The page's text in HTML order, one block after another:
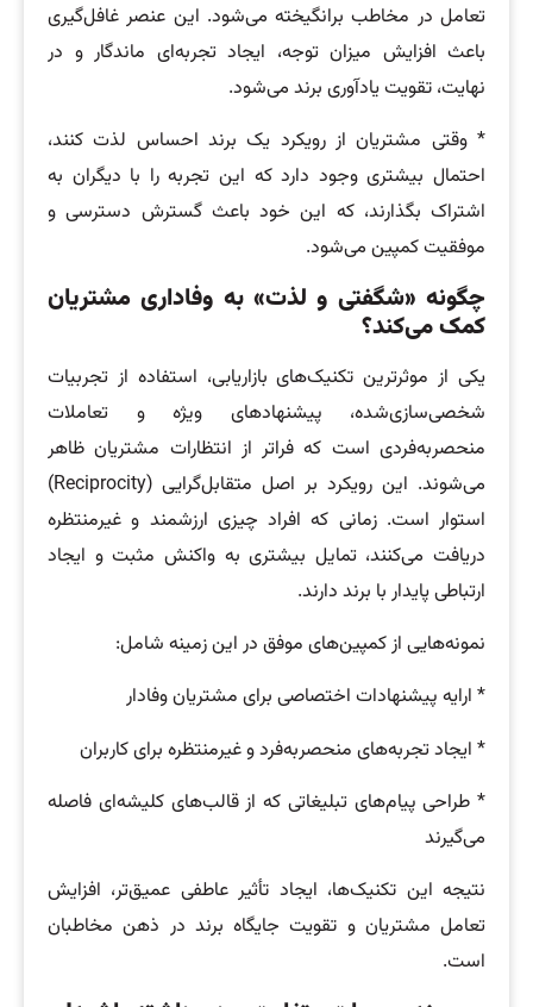
تعامل در مخاطب برانگیخته می‌شود. این عنصر غافل‌گیری
باعث افزایش میزان توجه، ایجاد تجربه‌ای ماندگار و در
نهایت، تقویت یادآوری برند می‌شود.
* وقتی مشتریان از رویکرد یک برند احساس لذت کنند،
احتمال بیشتری وجود دارد که این تجربه را با دیگران به
اشتراک بگذارند، که این خود باعث گسترش دسترسی و
موفقیت کمپین می‌شود.
چگونه «شگفتی و لذت» به وفاداری مشتریان
کمک می‌کند؟
یکی از موثرترین تکنیک‌های بازاریابی، استفاده از تجربیات
شخصی‌سازی‌شده، پیشنهادهای ویژه و تعاملات
منحصربه‌فردی است که فراتر از انتظارات مشتریان ظاهر
می‌شوند. این رویکرد بر اصل متقابل‌گرایی (Reciprocity)
استوار است. زمانی که افراد چیزی ارزشمند و غیرمنتظره
دریافت می‌کنند، تمایل بیشتری به واکنش مثبت و ایجاد
ارتباطی پایدار با برند دارند.
نمونه‌هایی از کمپین‌های موفق در این زمینه شامل:
* ارایه پیشنهادات اختصاصی برای مشتریان وفادار
* ایجاد تجربه‌های منحصربه‌فرد و غیرمنتظره برای کاربران
* طراحی پیام‌های تبلیغاتی که از قالب‌های کلیشه‌ای فاصله
می‌گیرند
نتیجه این تکنیک‌ها، ایجاد تأثیر عاطفی عمیق‌تر، افزایش
تعامل مشتریان و تقویت جایگاه برند در ذهن مخاطبان
است.